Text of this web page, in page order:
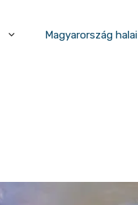
Magyarország halai